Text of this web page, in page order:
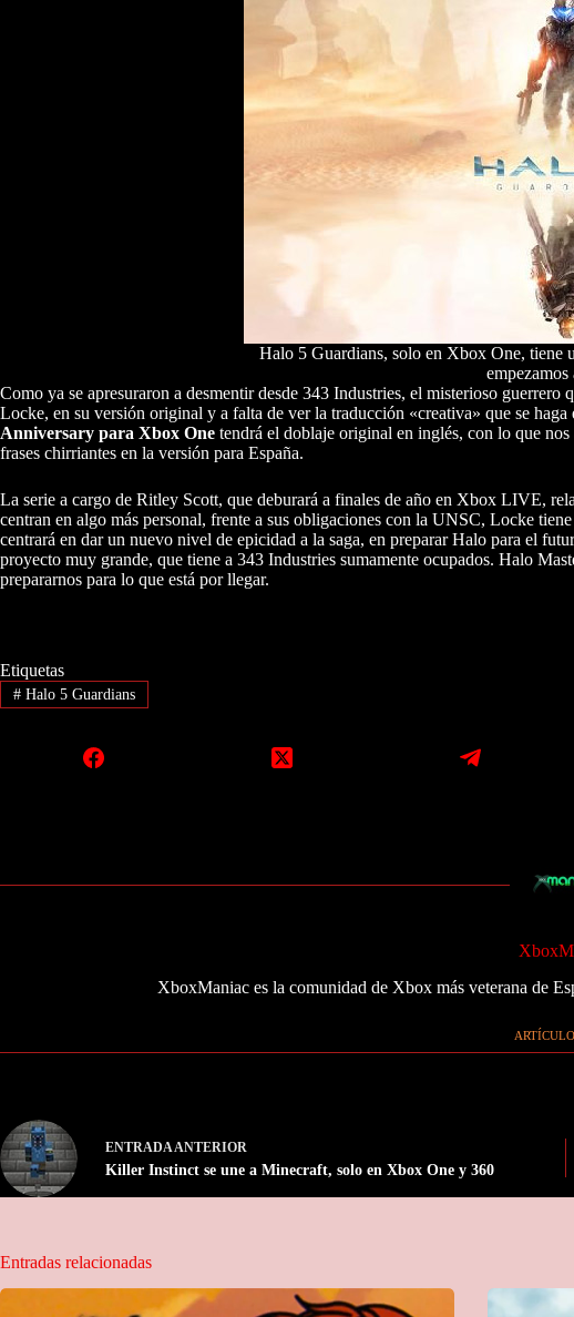
Halo 5 Guardians, solo en Xbox One, tiene
empezamos
Como ya se apresuraron a desmentir desde 343 Industries, el misterioso
Locke, en su versión original y a falta de ver la traducción «creativa» que se
Anniversary para Xbox One tendrá el doblaje original en inglés, con lo que
frases chirriantes en la versión para España.
La serie a cargo de Ritley Scott, que deburará a finales de año en Xbox LIVE,
centran en algo más personal, frente a sus obligaciones con la UNSC, Locke
centrará en dar un nuevo nivel de epicidad a la saga, en preparar Halo para el
proyecto muy grande, que tiene a 343 Industries sumamente ocupados. Halo
prepararnos para lo que está por llegar.
Etiquetas
#Halo 5 Guardians
XboxManiac es la comunidad de Xbox más veterana de
ENTRADAANTERIOR
Killer Instinct se une a Minecraft, solo en Xbox One y 360
Entradas relacionadas